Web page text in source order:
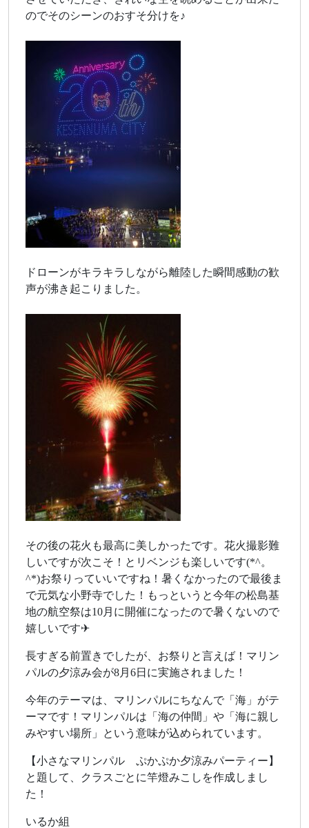
のでそのシーンのおすそ分けを♪
ドローンがキラキラしながら離陸した瞬間感動の歓
声が沸き起こりました。
その後の花火も最高に美しかったです。花火撮影難
しいですが次こそ！とリベンジも楽しいです(*^。
^*)お祭りっていいですね！暑くなかったので最後ま
で元気な小野寺でした！もっというと今年の松島基
地の航空祭は10月に開催になったので暑くないので
嬉しいです✈
長すぎる前置きでしたが、お祭りと言えば！マリン
パルの夕涼み会が8月6日に実施されました！
今年のテーマは、マリンパルにちなんで「海」がテ
ーマです！マリンパルは「海の仲間」や「海に親し
みやすい場所」という意味が込められています。
【小さなマリンパル ぷかぷか夕涼みパーティー】
と題して、クラスごとに竿燈みこしを作成しまし
た！
いるか組